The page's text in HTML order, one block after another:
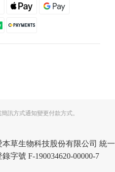
訊方式通知變更付款方式。
本草生物科技股份有限公司 統一
字號 F-190034620-00000-7